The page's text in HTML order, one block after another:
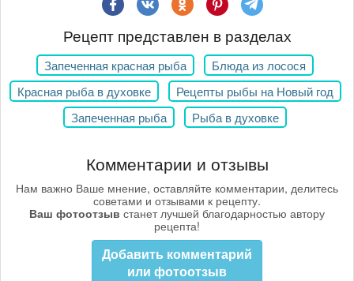
Рецепт представлен в разделах
Запеченная красная рыба
Блюда из лосося
Красная рыба в духовке
Рецепты рыбы на Новый год
Запеченная рыба
Рыба в духовке
Комментарии и отзывы
Нам важно Ваше мнение, оставляйте комментарии, делитесь
советами и отзывами к рецепту.
Ваш фотоотзыв станет лучшей благодарностью автору
рецепта!
Добавить комментарий
или фотоотзыв